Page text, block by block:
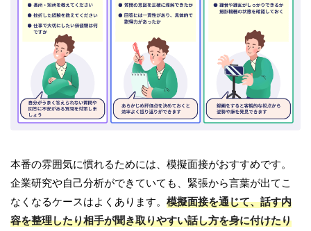
本番の雰囲気に慣れるためには、模擬面接がおすすめです。
企業研究や自己分析ができていても、緊張から言葉が出てこ
なくなるケースはよくあります。 模擬面接を通じて、話す内
容を整理したり相手が聞き取りやすい話し方を身に付けたり